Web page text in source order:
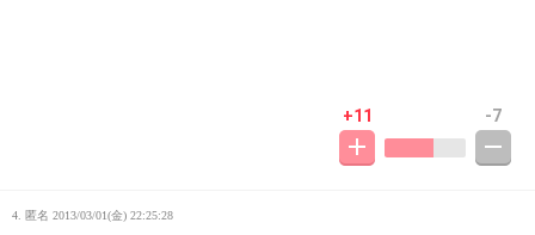
+11 -7
4. 匿名 2013/03/01(金) 22:25:28